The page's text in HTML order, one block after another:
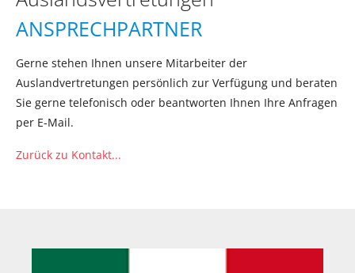
ANSPRECHPARTNER
Gerne stehen Ihnen unsere Mitarbeiter der
Auslandvertretungen persönlich zur Verfügung und beraten
Sie gerne telefonisch oder beantworten Ihnen Ihre Anfragen
per E-Mail.
Zurück zu Kontakt...